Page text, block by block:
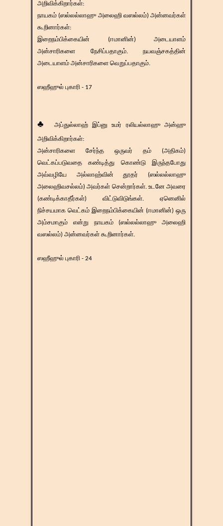
அறிவிக்கிறார்கள்:
நாயகம் (ஸல்லல்லாஹு அலைஹி வஸல்லம்) அன்னவர்கள்
கூறினார்கள்:
இறைநம்பிக்கையின் (ஈமானின்) அடையாளம்
அன்சாரிகளை நேசிப்பதாகும். நயவஞ்சகத்தின்
அடையாளம் அன்சாரிகளை வெறுப்பதாகும்.
ஸஹீஹுல் புகாரி - 17
♣ அப்துல்லாஹ் இப்னு உமர் ரலியல்லாஹு அன்ஹு
அறிவிக்கிறார்கள்:
அன்சாரிகளை சேர்ந்த ஒருவர் தம் (அதிகம்)
வெட்கப்படுவதை கண்டித்து கொண்டு இருந்தபோது
அவ்வழியே அல்லாஹ்வின் தூதர் (ஸல்லல்லாஹு
அலைஹிவசல்லம்) அவர்கள் சென்றார்கள். உடனே அவரை
(கண்டிக்காதீர்கள்) விட்டுவிடுங்கள். ஏனெனில்
நிச்சயமாக வெட்கம் இறைநம்பிக்கையின் (ஈமானின்) ஒரு
அம்சமாகும் என்று நாயகம் (ஸல்லல்லாஹு அலைஹி
வஸல்லம்) அன்னவர்கள் கூறினார்கள்.
ஸஹீஹுல் புகாரி - 24